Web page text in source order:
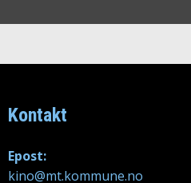
Kontakt
Epost:
kino@mt.kommune.no